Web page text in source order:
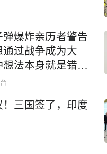
弹爆炸亲历者警告
通过战争成为大
想法本身就是错误
！三国签了，印度